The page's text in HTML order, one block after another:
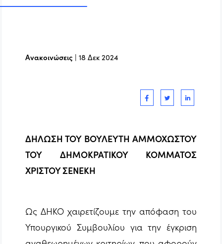
Ανακοινώσεις |18 Δεκ 2024
ΔΗΛΩΣΗ ΤΟΥ ΒΟΥΛΕΥΤΗ ΑΜΜΟΧΩΣΤΟΥ
ΤΟΥ ΔΗΜΟΚΡΑΤΙΚΟΥ ΚΟΜΜΑΤΟΣ
ΧΡΙΣΤΟΥ ΣΕΝΕΚΗ
Ως ΔΗΚΟ χαιρετίζουμε την απόφαση του
Υπουργικού Συμβουλίου για την έγκριση